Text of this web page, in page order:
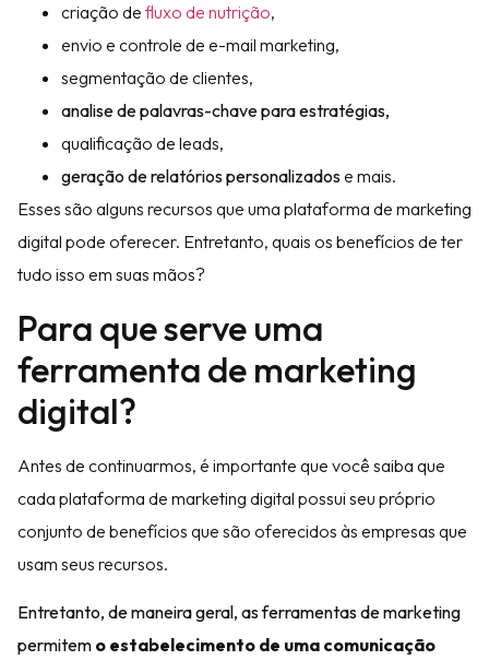
criação de fluxo de nutrição,
envio e controle de e-mail marketing,
segmentação de clientes,
analise de palavras-chave para estratégias,
qualificação de leads,
geração de relatórios personalizadose mais.
Esses são alguns recursos que uma plataforma de marketing
digital pode oferecer. Entretanto, quais os benefícios de ter
tudo isso em suas mãos?
Para que serve uma
ferramenta de marketing
digital?
Antes de continuarmos, é importante que você saiba que
cada plataforma de marketing digital possui seu próprio
conjunto de benefícios que são oferecidos às empresas que
usam seus recursos.
Entretanto, de maneira geral, as ferramentas de marketing
permitem o estabelecimento de uma comunicação